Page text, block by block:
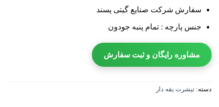
سفارش شرکت صنایع گیتی پسند
جنس پارچه : تمام پنبه جودون
مشاوره رایگان و ثبت سفارش
دسته: تیشرت یقه دار